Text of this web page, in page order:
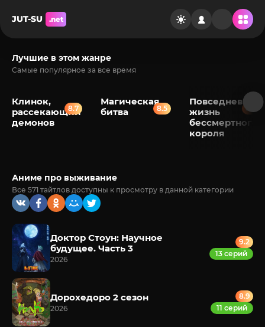
JUT-SU .net
Лучшие в этом жанре
Самые популярное за все время
Клинок,
рассекающий
демонов
8.7
Магическая
битва
8.5
Повседневная
жизнь
бессмертного
короля
8.2
Аниме про выживание
Все 571 тайтлов доступны к просмотру в данной категории
Доктор Стоун: Научное
будущее. Часть 3
2026
9.2
13 серий
Дорохедоро 2 сезон
2026
8.9
11 серий